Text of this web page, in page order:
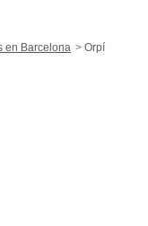
en Barcelona Orpí